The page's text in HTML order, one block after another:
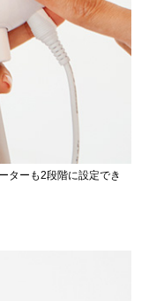
ターも2段階に設定でき